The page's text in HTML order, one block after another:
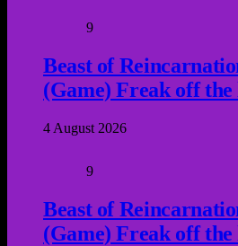
9
Beast of
(Game) Freak off the
4 August 2026
9
Beast of
(Game) Freak off the